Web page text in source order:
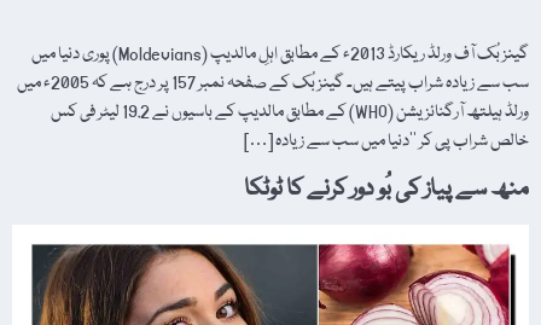
گینز بُک آف ورلڈ ریکارڈ 2013ء کے مطابق اہلِ مالدیپ (Moldevians) پوری دنیا میں
سب سے زیادہ شراب پیتے ہیں۔ گینز بُک کے صفحہ نمبر 157 پر درج ہے کہ 2005ء میں
ورلڈ ہیلتھ آرگنائزیشن (WHO) کے مطابق مالدیپ کے باسیوں نے 19.2 لیٹر فی کس
خالص شراب پی کر ’’دنیا میں سب سے زیادہ […]
منھ سے پیاز کی بُو دور کرنے کا ٹوٹکا